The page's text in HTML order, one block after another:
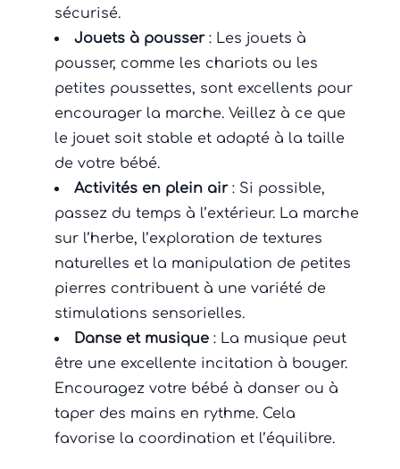
sécurisé.
Jouets à pousser: Les jouets à
pousser, comme les chariots ou les
petites poussettes, sont excellents pour
encourager la marche. Veillez à ce que
le jouet soit stable et adapté à la taille
de votre bébé.
Activités en plein air: Si possible,
passez du temps à l’extérieur. La marche
sur l’herbe, l’exploration de textures
naturelles et la manipulation de petites
pierres contribuent à une variété de
stimulations sensorielles.
Danse et musique: La musique peut
être une excellente incitation à bouger.
Encouragez votre bébé à danser ou à
taper des mains en rythme. Cela
favorise la coordination et l’équilibre.